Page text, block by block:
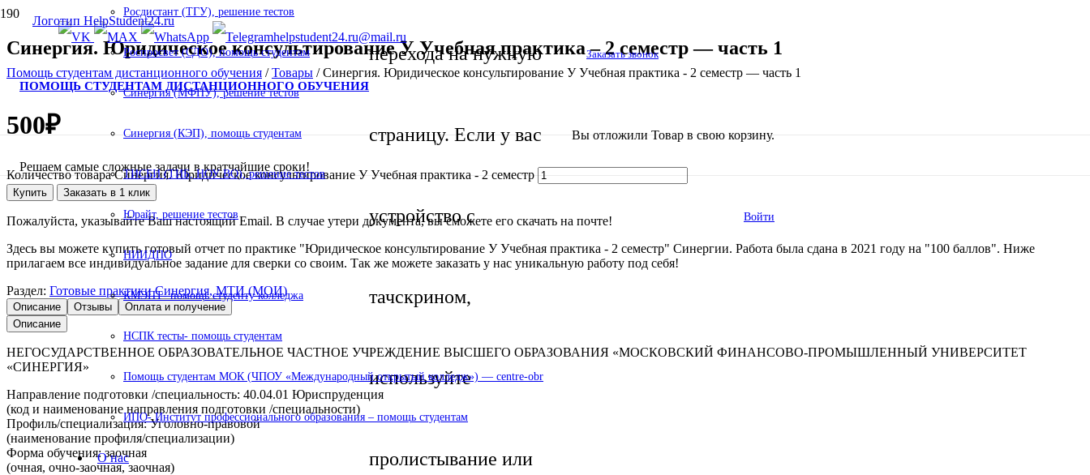
helpstudent24.ru@mail.ru
ПОМОЩЬ СТУДЕНТАМ ДИСТАНЦИОННОГО ОБУЧЕНИЯ
Решаем самые сложные задачи в кратчайшие сроки!
перехода на нужную
страницу. Если у вас
устройство с
тачскрином,
используйте
пролистывание или
Заказать звонок
Вы отложили Товар в свою корзину.
Войти
Росдистант (ТГУ), решение тестов
Роспросвет (СДО), помощь студентам
Синергия (МФПУ), решение тестов
Синергия (КЭП), помощь студентам
ТИСБИ (ТИБ, НОУ ВО), решение тестов
Юрайт, решение тестов
НИИДПО
КМЭПТ- помощь студенту колледжа
НСПК тесты- помощь студентам
Помощь студентам МОК (ЧПОУ «Международный открытый колледж») — centre-obr
ИПО- Институт профессионального образования – помощь студентам
О нас
Синергия. Юридическое консультирование У Учебная практика – 2 семестр — часть 1
Помощь студентам дистанционного обучения /Товары /Синергия. Юридическое консультирование У Учебная практика - 2 семестр — часть 1
500₽
Количество товара Синергия. Юридическое консультирование У Учебная практика - 2 семестр
Купить Заказать в 1 клик
Пожалуйста, указывайте Ваш настоящий Email. В случае утери документа, вы сможете его скачать на почте!
Здесь вы можете купить готовый отчет по практике "Юридическое консультирование У Учебная практика - 2 семестр" Синергии. Работа была сдана в 2021 году на "100 баллов". Ниже
прилагаем все индивидуальное задание для сверки со своим. Так же можете заказать у нас уникальную работу под себя!
Раздел: Готовые практики Синергия, МТИ (МОИ)
Описание Отзывы
Оплата и получение
Описание
НЕГОСУДАРСТВЕННОЕ ОБРАЗОВАТЕЛЬНОЕ ЧАСТНОЕ УЧРЕЖДЕНИЕ ВЫСШЕГО ОБРАЗОВАНИЯ «МОСКОВСКИЙ ФИНАНСОВО-ПРОМЫШЛЕННЫЙ УНИВЕРСИТЕТ
«СИНЕРГИЯ»
Направление подготовки /специальность: 40.04.01 Юриспруденция
(код и наименование направления подготовки /специальности)
Профиль/специализация: Уголовно-правовой
(наименование профиля/специализации)
Форма обучения: заочная
(очная, очно-заочная, заочная)